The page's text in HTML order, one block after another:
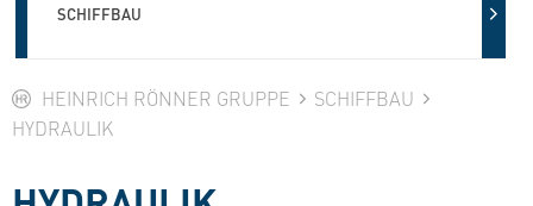
SCHIFFBAU
HEINRICH RÖNNER GRUPPE
SCHIFFBAU
HYDRAULIK